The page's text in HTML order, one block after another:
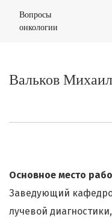
Вопросы
онкологии
Вальков
Основное место
Заведующий
лучевой диагностики,